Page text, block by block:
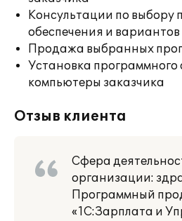
Консультации по выбору
обеспечения и
Продажа выбранных
Установка программного
компьютеры заказчика
Отзыв клиента
Сфера
организации:
Программный
«1С:Зарплата и